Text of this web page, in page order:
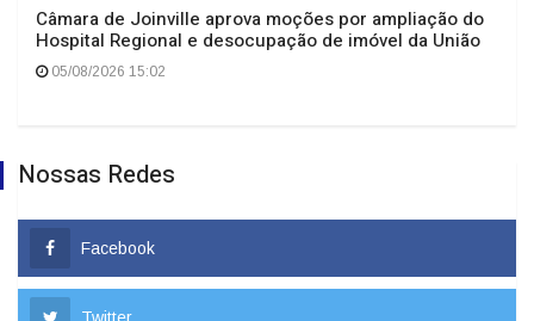
Câmara de Joinville aprova moções por ampliação do
Hospital Regional e desocupação de imóvel da União
05/08/2026 15:02
Nossas Redes
Facebook
Twitter